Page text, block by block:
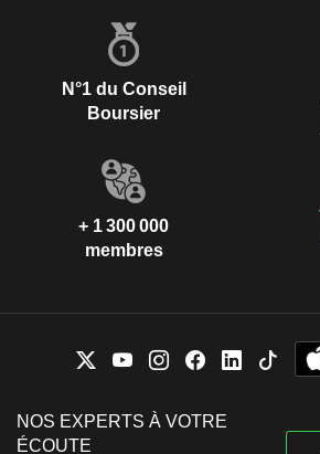
N°1 du Conseil
Boursier
+ 1 300 000
membres
NOS EXPERTS À VOTRE
ÉCOUTE